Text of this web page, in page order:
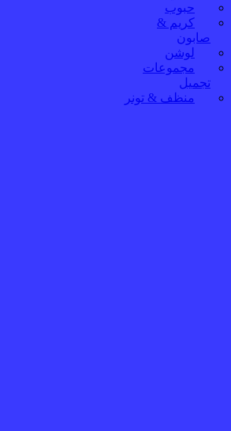
حبوب
كريم &
صابون
لوشن
مجموعات
تجميل
منظف & تونر